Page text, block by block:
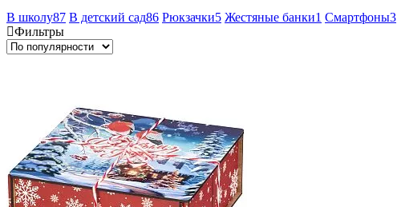
В школу87 В детский сад86 Рюкзачки5 Жестяные банки1 Смартфоны3
Фильтры